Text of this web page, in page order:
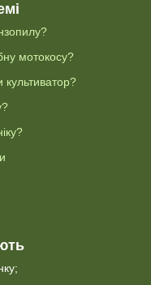
мотокосу?
культиватор?